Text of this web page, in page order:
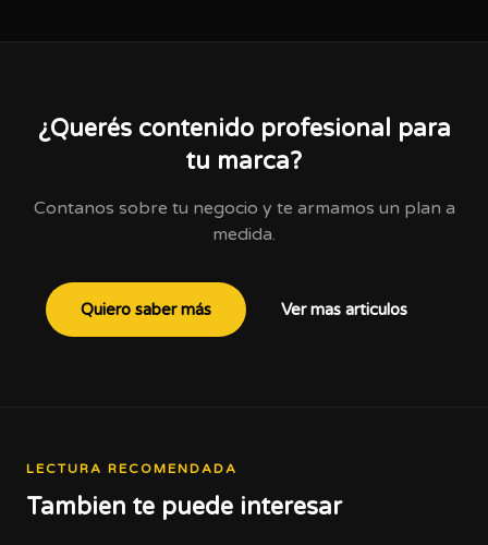
¿Querés contenido profesional para
tu marca?
Contanos sobre tu negocio y te armamos un plan a
medida.
Quiero saber más Ver mas articulos
LECTURA RECOMENDADA
Tambien te puede interesar